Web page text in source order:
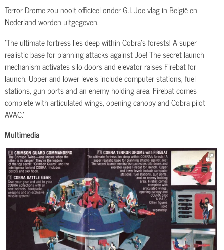
Terror Drome zou nooit officieel onder G.I. Joe vlag in België en
Nederland worden uitgegeven.
'The ultimate fortress lies deep within Cobra's forests! A super
realistic base for planning attacks against Joe! The secret launch
mechanism activates silo doors and elevator raises Firebat for
launch. Upper and lower levels include computer stations, fuel
stations, gun ports and an enemy holding area. Firebat comes
complete with articulated wings, opening canopy and Cobra pilot
AVAC.'
Multimedia